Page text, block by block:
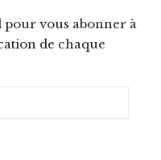
pour vous abonner à
de chaque